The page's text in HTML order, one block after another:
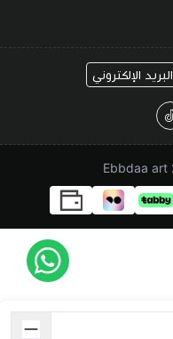
البريد الإلكتروني
Ebbdaa art